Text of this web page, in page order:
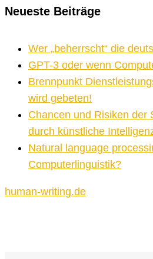
Neueste Beiträge
Wer „beherrscht“ die
GPT-3 oder wenn
Brennpunkt
wird gebeten!
Chancen und Risiken der
durch künstliche
Natural language
Computerlinguistik?
human-writing.de